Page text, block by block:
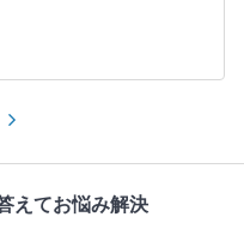
えてお悩み解決